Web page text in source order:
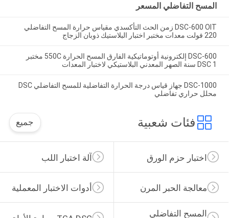
المسح التفاضلي المسعر
DSC-600 OIT زمن الحث التأكسدي مقياس حرارة المسح التفاضلي
220 فولت معدات مختبر اختبار البلاستيك ذوبان الزجاج
DSC-600 إلكترونية أوتوماتيكية الفارق المسح الحرارة 550C مختبر
DSC 1 سنة الصهر المعدني البلاستيكي لاختبار المعدات
DSC-1000 جهاز قياس درجة الحرارة التفاضلية للمسح التفاضلي DSC
محلل حراري تفاضلي
فئات شعبية جميع
آلة اختبار اللب اختبار حزم الورق
أدوات الاختبار المعملية معالجة الحبر المرن
المسح التفاضلي